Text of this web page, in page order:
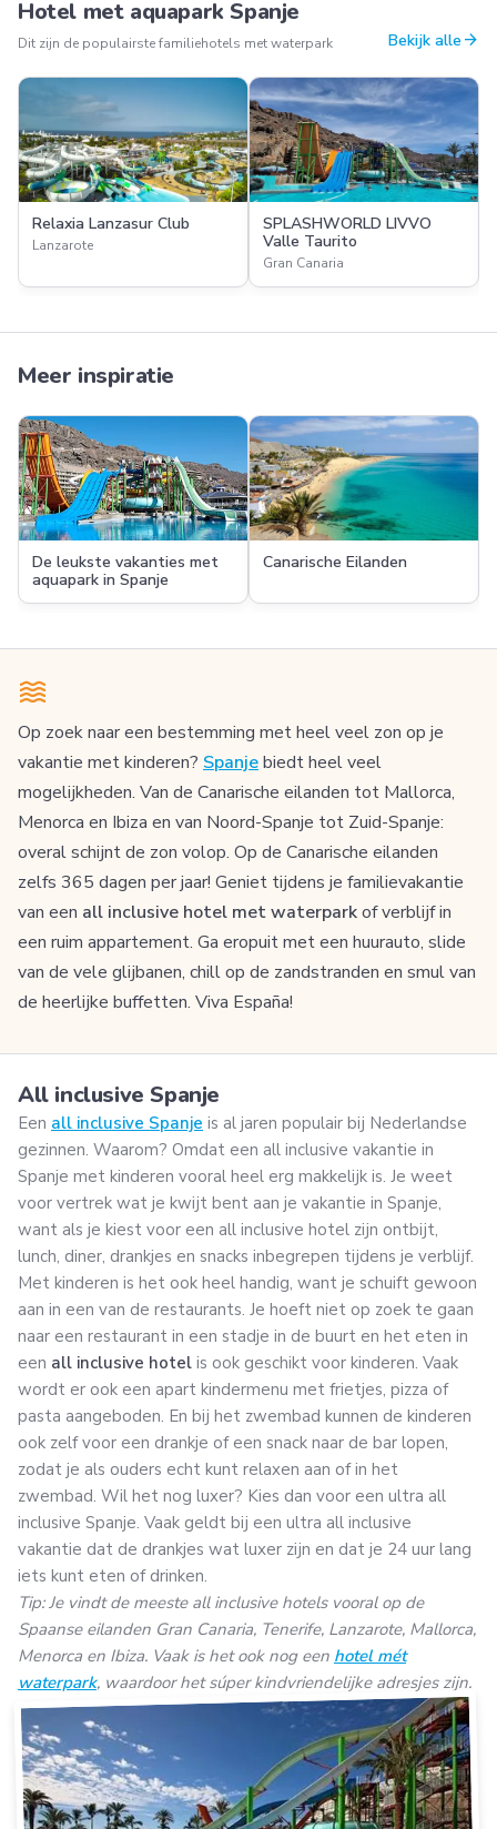
Hotel met aquapark Spanje
Dit zijn de populairste familiehotels met waterpark Bekijk alle arrow_forward
Relaxia Lanzasur Club
Lanzarote
SPLASHWORLD LIVVO
Valle Taurito
Gran Canaria
Meer inspiratie
De leukste vakanties met
aquapark in Spanje
Canarische Eilanden
Op zoek naar een bestemming met heel veel zon op je
vakantie met kinderen? Spanjebiedt heel veel
mogelijkheden. Van de Canarische eilanden tot Mallorca,
Menorca en Ibiza en van Noord-Spanje tot Zuid-Spanje:
overal schijnt de zon volop. Op de Canarische eilanden
zelfs 365 dagen per jaar! Geniet tijdens je familievakantie
van een all inclusive hotel met waterparkof verblijf in
een ruim appartement. Ga eropuit met een huurauto, slide
van de vele glijbanen, chill op de zandstranden en smul van
de heerlijke buffetten. Viva España!
All inclusive Spanje
Een all inclusive Spanje is al jaren populair bij Nederlandse
gezinnen. Waarom? Omdat een all inclusive vakantie in
Spanje met kinderen vooral heel erg makkelijk is. Je weet
voor vertrek wat je kwijt bent aan je vakantie in Spanje,
want als je kiest voor een all inclusive hotel zijn ontbijt,
lunch, diner, drankjes en snacks inbegrepen tijdens je verblijf.
Met kinderen is het ook heel handig, want je schuift gewoon
aan in een van de restaurants. Je hoeft niet op zoek te gaan
naar een restaurant in een stadje in de buurt en het eten in
een all inclusive hotel is ook geschikt voor kinderen. Vaak
wordt er ook een apart kindermenu met frietjes, pizza of
pasta aangeboden. En bij het zwembad kunnen de kinderen
ook zelf voor een drankje of een snack naar de bar lopen,
zodat je als ouders echt kunt relaxen aan of in het
zwembad. Wil het nog luxer? Kies dan voor een ultra all
inclusive Spanje. Vaak geldt bij een ultra all inclusive
vakantie dat de drankjes wat luxer zijn en dat je 24 uur lang
iets kunt eten of drinken.
Tip: Je vindt de meeste all inclusive hotels vooral op de
Spaanse eilanden Gran Canaria, Tenerife, Lanzarote, Mallorca,
Menorca en Ibiza. Vaak is het ook nog een hotel mét
waterpark, waardoor het súper kindvriendelijke adresjes zijn.